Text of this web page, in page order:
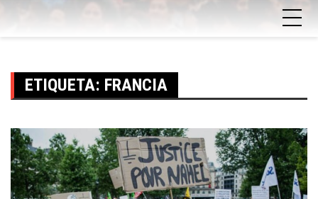
ETIQUETA: FRANCIA